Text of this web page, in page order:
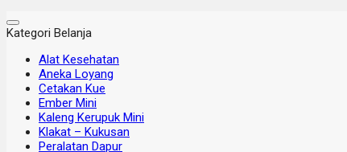
Kategori Belanja
Alat Kesehatan
Aneka Loyang
Cetakan Kue
Ember Mini
Kaleng Kerupuk Mini
Klakat – Kukusan
Peralatan Dapur